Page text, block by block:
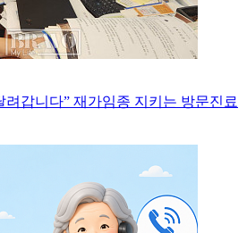
려갑니다” 재가임종 지키는 방문진료